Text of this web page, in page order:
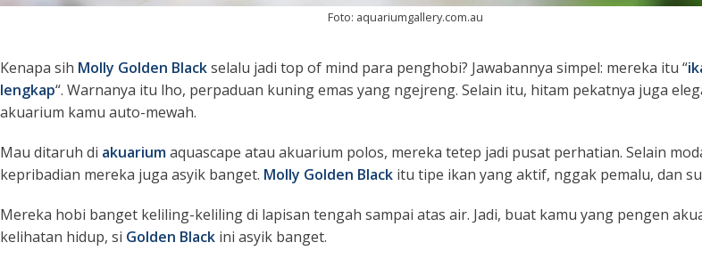
Foto: aquariumgallery.com.au
Kenapa sih Molly Golden Blackselalu jadi top of mind para penghobi? Jawabannya simpel: mereka itu “
lengkap“. Warnanya itu lho, perpaduan kuning emas yang ngejreng. Selain itu, hitam pekatnya juga
akuarium kamu auto-mewah.
Mau ditaruh di akuariumaquascape atau akuarium polos, mereka tetep jadi pusat perhatian. Selain
kepribadian mereka juga asyik banget. Molly Golden Black itu tipe ikan yang aktif, nggak pemalu, dan
Mereka hobi banget keliling-keliling di lapisan tengah sampai atas air. Jadi, buat kamu yang pengen
kelihatan hidup, si Golden Black ini asyik banget.